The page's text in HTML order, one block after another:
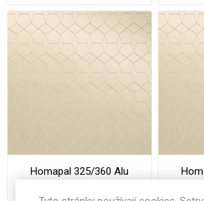
Homapal 325/360 Alu
Brushed Champagnertone
2440 x 1220 mm x 1 mm
3050